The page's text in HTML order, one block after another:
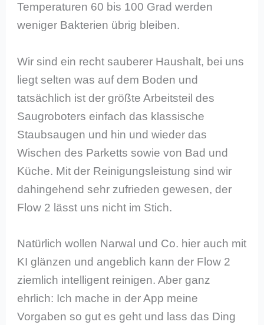
Temperaturen 60 bis 100 Grad werden
weniger Bakterien übrig bleiben.
Wir sind ein recht sauberer Haushalt, bei uns
liegt selten was auf dem Boden und
tatsächlich ist der größte Arbeitsteil des
Saugroboters einfach das klassische
Staubsaugen und hin und wieder das
Wischen des Parketts sowie von Bad und
Küche. Mit der Reinigungsleistung sind wir
dahingehend sehr zufrieden gewesen, der
Flow 2 lässt uns nicht im Stich.
Natürlich wollen Narwal und Co. hier auch mit
KI glänzen und angeblich kann der Flow 2
ziemlich intelligent reinigen. Aber ganz
ehrlich: Ich mache in der App meine
Vorgaben so gut es geht und lass das Ding